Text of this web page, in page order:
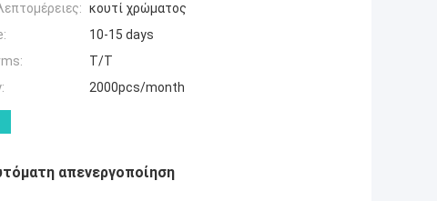
κουτί χρώματος
10-15 days
T/T
2000pcs/month
απενεργοποίηση